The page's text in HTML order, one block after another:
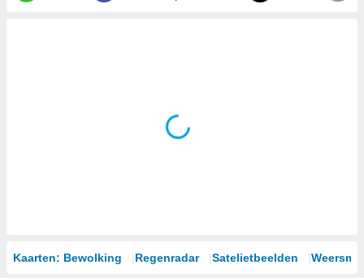
Kaarten: Bewolking Regenradar Satelietbeelden